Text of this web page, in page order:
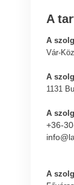
A
A
Vár-
A
1131
A
+36-
A